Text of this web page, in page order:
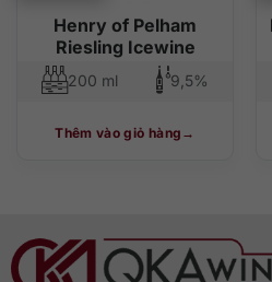
Henry of Pelham
Riesling Icewine
200 ml 9,5%
Thêm vào giỏ hàng